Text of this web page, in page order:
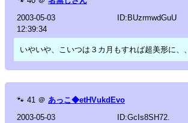
2003-05-03
12:39:34
ID:BUzrmwdGuU
いやいや、こいつは３カ月もすれば超美形に、、
🐾 41 ＠ あっこ◆etHVukdEvo
2003-05-03
ID:GcIs8SH72.